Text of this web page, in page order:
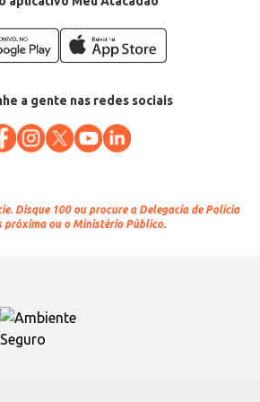
a gente nas redes sociais
Disque 100 ou procure a Delegacia de Polícia
próxima ou o Ministério Público.